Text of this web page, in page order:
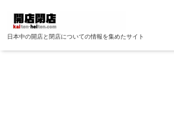
日本中の開店と閉店についての情報を集めたサイト